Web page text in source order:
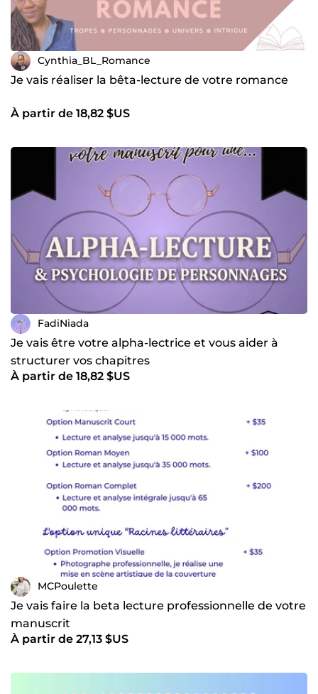
Cynthia_BL_Romance
Je vais réaliser la bêta-lecture de votre romance
À partir de 18,82 $US
FadiNiada
Je vais être votre alpha-lectrice et vous aider à
structurer vos chapitres
À partir de 18,82 $US
MCPoulette
Je vais faire la beta lecture professionnelle de votre
manuscrit
À partir de 27,13 $US